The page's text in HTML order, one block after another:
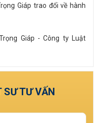
Giáp trao đổi về hành
Giáp - Công ty Luật
Xem tất cả
SƯ TƯ VẤN